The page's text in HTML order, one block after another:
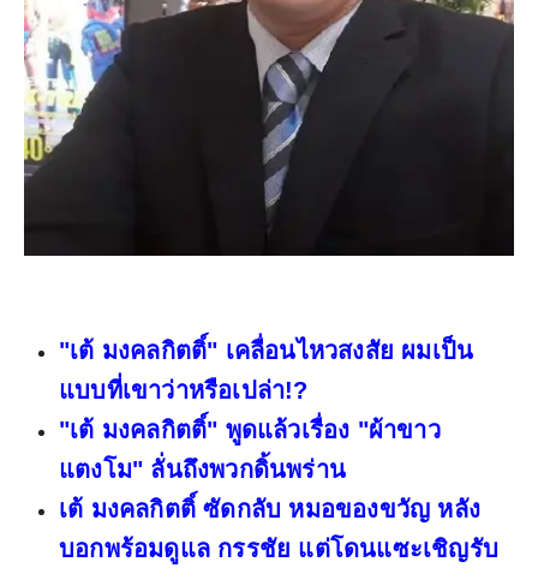
"เต้ มงคลกิตติ์" เคลื่อนไหวสงสัย ผมเป็น
แบบที่เขาว่าหรือเปล่า!?
"เต้ มงคลกิตติ์" พูดแล้วเรื่อง "ผ้าขาว
แตงโม" ลั่นถึงพวกดิ้นพร่าน
เต้ มงคลกิตติ์ ซัดกลับ หมอของขวัญ หลัง
บอกพร้อมดูแล กรรชัย แต่โดนแซะเชิญรับ